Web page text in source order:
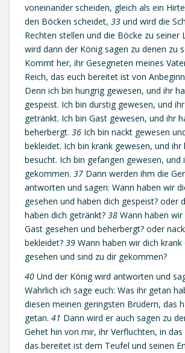
voneinander scheiden, gleich als ein
den Böcken scheidet, 33 und wird die
Rechten stellen und die Böcke zu seiner
wird dann der König sagen zu denen zu
Kommt her, ihr Gesegneten meines
Reich, das euch bereitet ist von
Denn ich bin hungrig gewesen, und ihr
gespeist. Ich bin durstig gewesen, und
getränkt. Ich bin Gast gewesen, und ihr
beherbergt. 36 Ich bin nackt gewesen
bekleidet. Ich bin krank gewesen, und ihr
besucht. Ich bin gefangen gewesen, und
gekommen. 37 Dann werden ihm die
antworten und sagen: Wann haben wir
gesehen und haben dich gespeist? oder
haben dich getränkt? 38 Wann haben
Gast gesehen und beherbergt? oder
bekleidet? 39 Wann haben wir dich
gesehen und sind zu dir gekommen?
40 Und der König wird antworten und
Wahrlich ich sage euch: Was ihr getan
diesen meinen geringsten Brüdern, das
getan. 41 Dann wird er auch sagen zu
Gehet hin von mir, ihr Verfluchten, in das
das bereitet ist dem Teufel und seinen